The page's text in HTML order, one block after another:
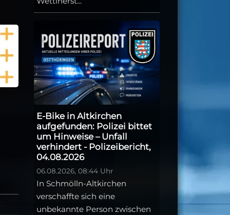
E-Bike in Altkirchen
aufgefunden: Polizei bittet
um Hinweise – Unfall
verhindert - Polizeibericht,
04.08.2026
06.08.2026, 08:44 Uhr
In Schmölln-Altkirchen
verschaffte sich eine
unbekannte Person zwischen